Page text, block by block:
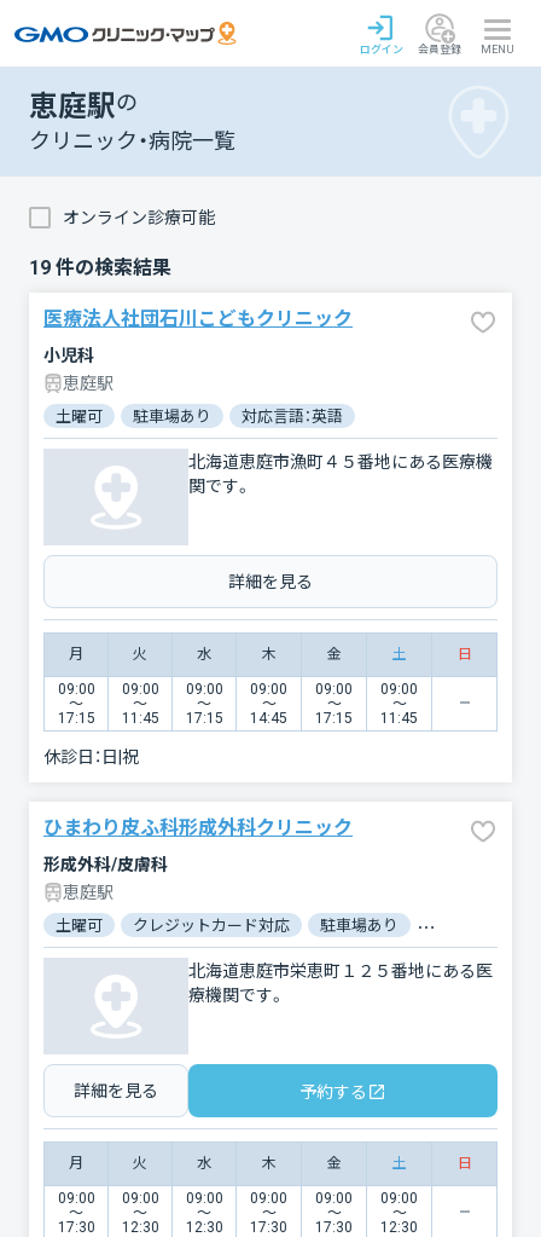
ログイン 会員登録 MENU
恵庭駅の
クリニック・病院一覧
オンライン診療可能
19 件の検索結果
医療法人社団石川こどもクリニック
小児科
恵庭駅
土曜可 駐車場あり 対応言語：英語
北海道恵庭市漁町４５番地にある医療機
関です。
詳細を見る
月 火 水 木 金 土 日
09:00
〜
17:15
09:00
〜
11:45
09:00
〜
17:15
09:00
〜
14:45
09:00
〜
17:15
09:00
〜
11:45
休診日： 日|祝
ひまわり皮ふ科形成外科クリニック
形成外科/皮膚科
恵庭駅
土曜可 クレジットカード対応 駐車場あり バリアフリー
北海道恵庭市栄恵町１２５番地にある医
療機関です。
詳細を見る 予約する
月 火 水 木 金 土 日
09:00
〜
17:30
09:00
〜
12:30
09:00
〜
12:30
09:00
〜
17:30
09:00
〜
17:30
09:00
〜
12:30